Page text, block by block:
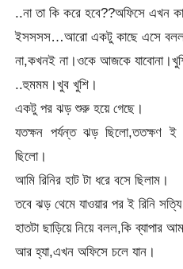
..না তা কি করে হবে??অফিসে এখন
ইসসসস…আরো একটু কাছে এসে
না,কখনই না।ওকে আজকে
..হুমমম।খুব খুশি।
একটু পর ঝড় শুরু হয়ে গেছে।
যতক্ষন পর্যন্ত ঝড় ছিলো,ততক্ষণ ই
ছিলো।
আমি রিনির হাট টা ধরে বসে ছিলাম।
তবে ঝড় থেমে যাওয়ার পর ই রিনি
হাতটা ছাড়িয়ে নিয়ে বলল,কি
আর হ্যা,এখন অফিসে চলে যান।